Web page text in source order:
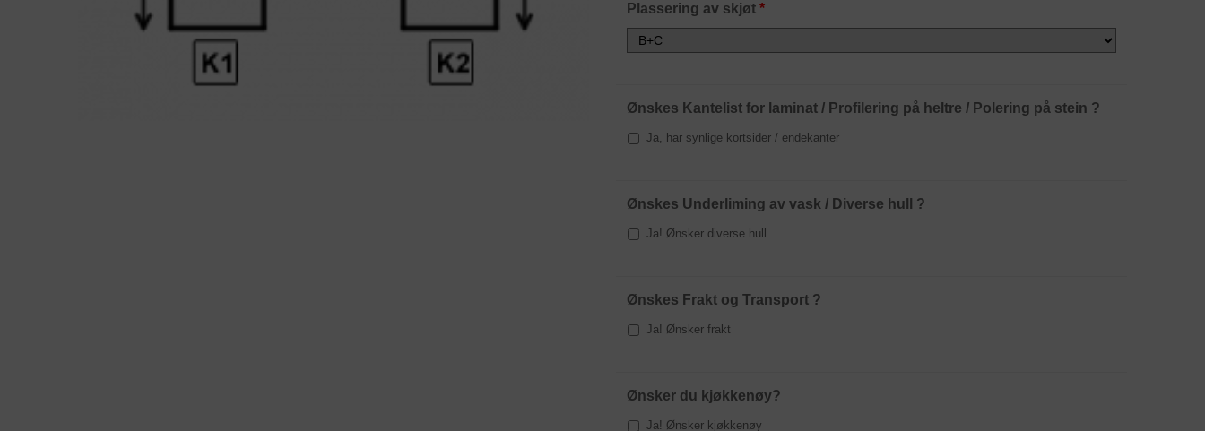
Plassering av skjøt *
Ønskes Kantelist for laminat / Profilering på heltre / Polering på stein ?
Ja, har synlige kortsider / endekanter
Ønskes Underliming av vask / Diverse hull ?
Ja! Ønsker diverse hull
Ønskes Frakt og Transport ?
Ja! Ønsker frakt
Ønsker du kjøkkenøy?
Ja! Ønsker kjøkkenøy